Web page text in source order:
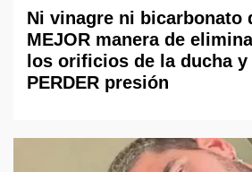
Ni vinagre ni bicarbonato
MEJOR manera de
los orificios de la ducha
PERDER presión